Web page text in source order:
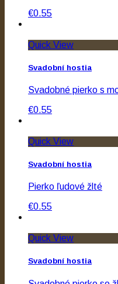
€0.55
Quick View
Svadobní hostia
Svadobné pierko s
€0.55
Quick View
Svadobní hostia
Pierko ľudové žlté
€0.55
Quick View
Svadobní hostia